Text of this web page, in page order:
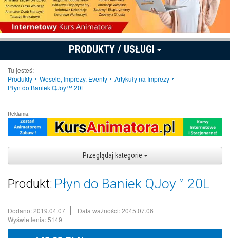
PRODUKTY / USŁUGI
Tu jesteś:
Produkty
Wesele, Imprezy, Eventy
Artykuły na Imprezy
Płyn do Baniek QJoy™ 20L
Reklama:
Przeglądaj kategorie
Produkt: Płyn do Baniek QJoy™ 20L
Dodano: 2019.04.07
Data ważności: 2045.07.06
Wyświetlenia: 5149